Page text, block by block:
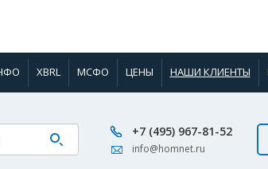
XBRL МСФО ЦЕНЫ НАШИ КЛИЕНТЫ
+7 (495) 967-81-52
info@homnet.ru